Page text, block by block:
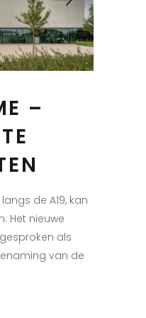
–
de A19, kan
Het nieuwe
als
van de